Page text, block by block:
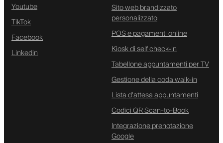
Youtube
TikTok
Facebook
Linkedin
Sito web brandizzato
personalizzato
POS e pagamenti online
Kiosk di self check-in
Tabellone appuntamenti per TV
Gestione della coda walk-in
Lista d'attesa appuntamenti
Codici QR Scan-to-Book
Integrazione prenotazione
Google